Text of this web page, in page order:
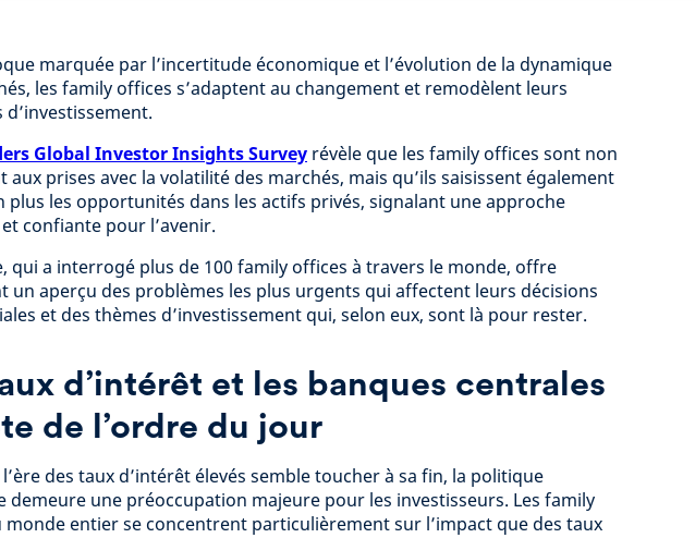
marquée par l’incertitude économique et l’évolution de la dynamique
les family offices s’adaptent au changement et remodèlent leurs
Global Investor Insights Survey révèle que les family offices sont non
aux prises avec la volatilité des marchés, mais qu’ils saisissent également
plus les opportunités dans les actifs privés, signalant une approche
confiante pour l’avenir.
qui a interrogé plus de 100 family offices à travers le monde, offre
un aperçu des problèmes les plus urgents qui affectent leurs décisions
et des thèmes d’investissement qui, selon eux, sont là pour rester.
d’intérêt et les banques centrales
de l’ordre du jour
des taux d’intérêt élevés semble toucher à sa fin, la politique
demeure une préoccupation majeure pour les investisseurs. Les family
monde entier se concentrent particulièrement sur l’impact que des taux